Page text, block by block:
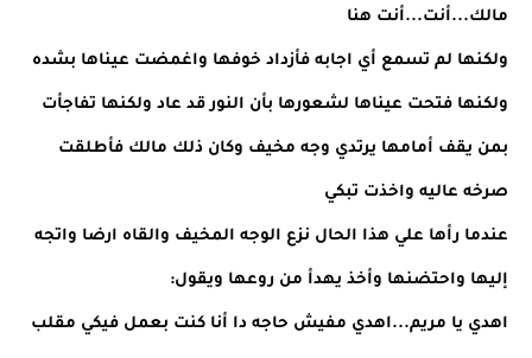
مالك...أنت...أنت هنا
ولكنها لم تسمع أي اجابه فأزداد خوفها واغمضت عيناها بشده
ولكنها فتحت عيناها لشعورها بأن النور قد عاد ولكنها تفاجأت
بمن يقف أمامها يرتدي وجه مخيف وكان ذلك مالك فأطلقت
صرخه عاليه واخذت تبكي
عندما رأها علي هذا الحال نزع الوجه المخيف والقاه ارضا واتجه
إليها واحتضنها وأخذ يهدأ من روعها ويقول:
اهدي يا مريم...اهدي مفيش حاجه دا أنا كنت بعمل فيكي مقلب